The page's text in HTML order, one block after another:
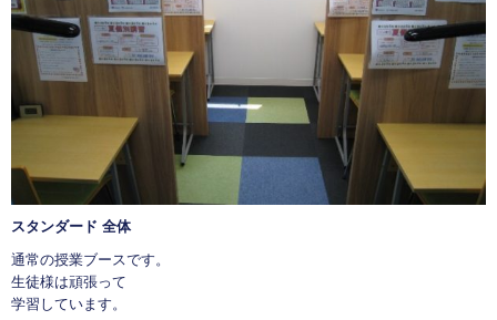
スタンダード 全体
通常の授業ブースです。
生徒様は頑張って
学習しています。